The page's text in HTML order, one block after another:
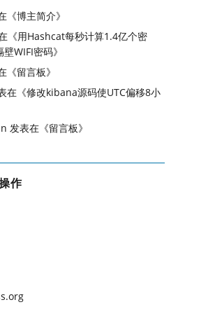
《博主简介》
《用Hashcat每秒计算1.4亿个密
壁WIFI密码》
《留言板》
在《修改kibana源码使UTC偏移8小
发表在《留言板》
作